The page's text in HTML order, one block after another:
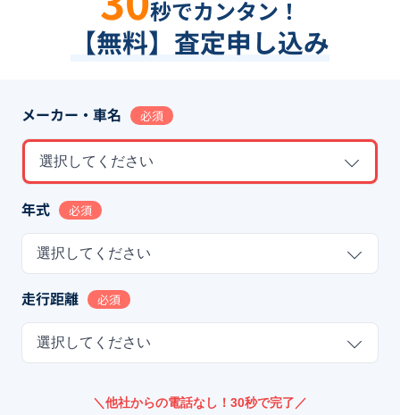
秒でカンタン！
【無料】査定申し込み
メーカー・車名 必須
選択してください
年式 必須
選択してください
走行距離 必須
選択してください
＼他社からの電話なし！30秒で完了／